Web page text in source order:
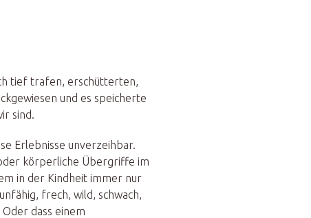
tief trafen, erschütterten,
und es speicherte
sind.
Erlebnisse unverzeihbar.
körperliche Übergriffe im
in der Kindheit immer nur
frech, wild, schwach,
Oder dass einem